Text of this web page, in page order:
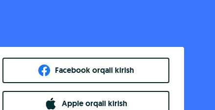
Facebook orqali kirish​
Apple orqali kirish